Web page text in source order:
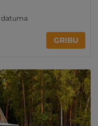
datuma
GRIBU